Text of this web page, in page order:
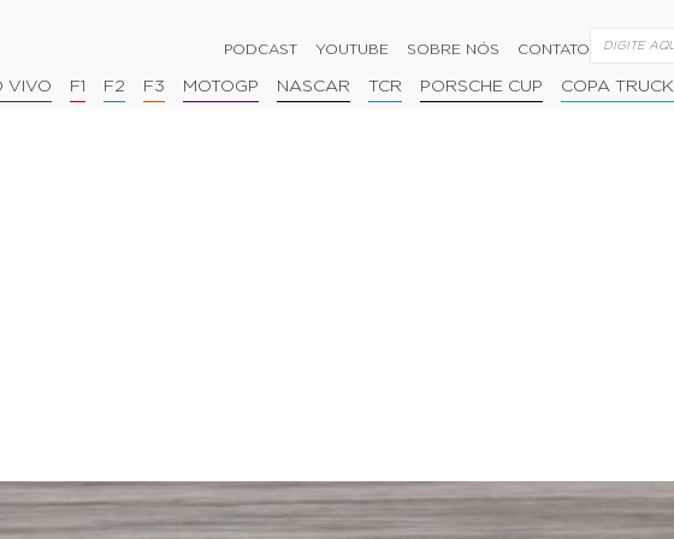
PODCAST YOUTUBE SOBRE NÓS CONTATO
VIVO F1 F2 F3 MOTOGP NASCAR TCR PORSCHE CUP COPA TRUCK